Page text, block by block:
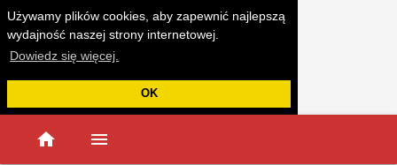
Używamy plików cookies, aby zapewnić najlepszą
wydajność naszej strony internetowej.
Dowiedz się więcej.
OK
home menu